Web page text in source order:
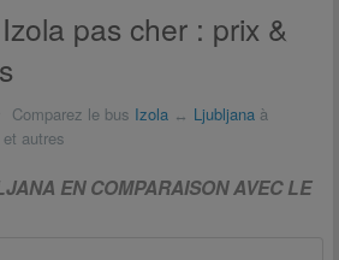
pas cher : prix &
Comparez le bus Izola ↔ Ljubljana à
autres
EN COMPARAISON AVEC LE